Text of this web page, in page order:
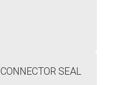
SEAL